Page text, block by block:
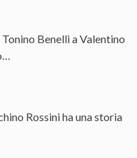
Benelli a Valentino
Rossini ha una storia